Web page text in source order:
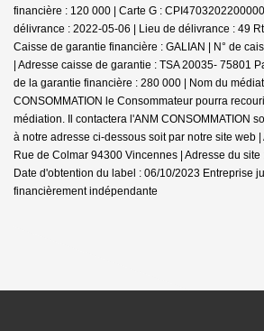
financière : 120 000 | Carte G :
délivrance : 2022-05-06 | Lieu de délivrance : 49
Caisse de garantie financière : GALIAN | N° de
| Adresse caisse de garantie : TSA 20035- 75801
de la garantie financière : 280 000 | Nom du
CONSOMMATION le Consommateur pourra
médiation. Il contactera l'ANM CONSOMMATION
à notre adresse ci-dessous soit par notre site web
Rue de Colmar 94300 Vincennes | Adresse du site
Date d'obtention du label : 06/10/2023 Entreprise
financièrement indépendante